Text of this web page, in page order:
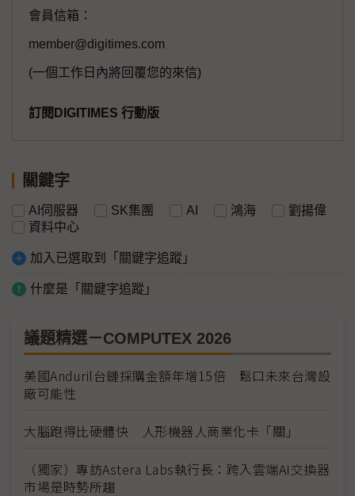
會員信箱：
member@digitimes.com
(一個工作日內將回覆您的來信)
訂閱DIGITIMES 行動版
關鍵字
AI伺服器 SK集團 AI 鴻海
劉揚偉
資料中心
加入已選取到「關鍵字追蹤」
什麼是「關鍵字追蹤」
議題精選－COMPUTEX 2026
美國Anduril台鏈採購金額年增15倍 鬆口未來台灣設
廠可能性
大腦跑得比硬體快 人形機器人商業化卡「關」
（獨家）專訪Astera Labs執行長：跨入雲端AI交換器
市場是時勢所趨